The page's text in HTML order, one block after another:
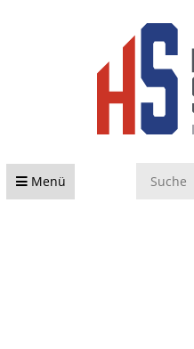
Menü